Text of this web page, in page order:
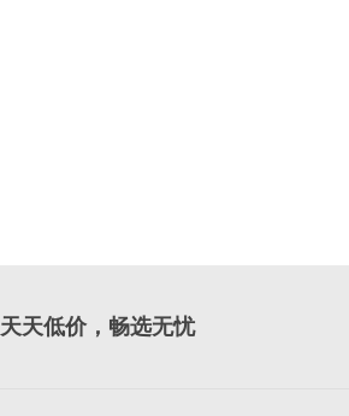
天天低价，畅选无忧